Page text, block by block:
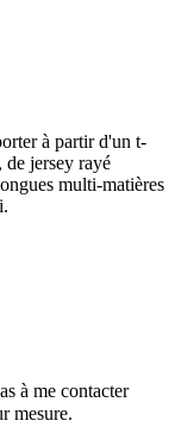
à partir d'un t-
jersey rayé
multi-matières
à me contacter
mesure.